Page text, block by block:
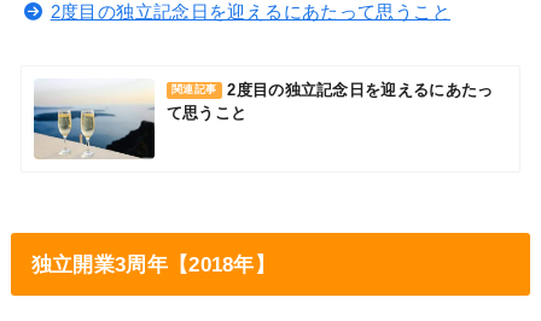
2度目の独立記念日を迎えるにあたって思うこと
関連記事
2度目の独立記念日を迎えるにあたっ
て思うこと
独立開業3周年【2018年】